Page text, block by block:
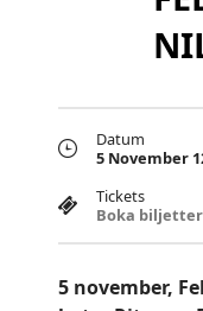
Datum
5 November
Tickets
Boka
5 november,